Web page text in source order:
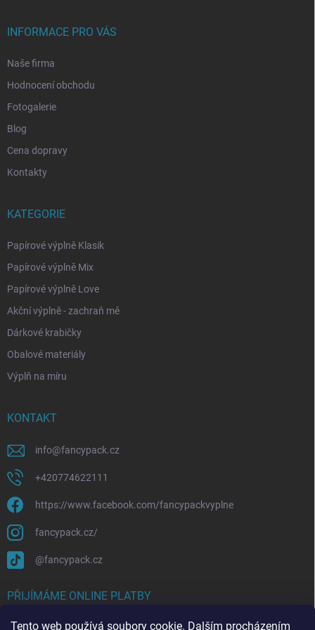
Tento web používá soubory cookie. Dalším procházením
INFORMACE PRO VÁS
Naše firma
Hodnocení obchodu
Fotogalerie
Blog
Cena dopravy
Kontakty
KATEGORIE
Papírové výplně Klasik
Papírové výplně Mix
Papírové výplně Love
Akční výplně - zachraň mě
Dárkové krabičky
Obalové materiály
Výplň na míru
KONTAKT
info@fancypack.cz
+420774622111
https://www.facebook.com/fancypackvyplne
fancypack.cz/
@fancypack.cz
PŘIJÍMÁME ONLINE PLATBY